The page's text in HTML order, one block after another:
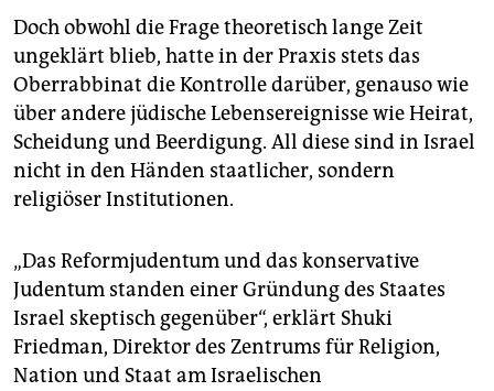
Doch obwohl die Frage theo­retisch lange Zeit
ungeklärt blieb, hatte in der Praxis stets das
Oberrabbinat die Kontrolle darüber, genauso wie
über andere jüdische Lebensereignisse wie Heirat,
Scheidung und Beerdigung. All diese sind in Israel
nicht in den Händen staatlicher, sondern
religiöser Institutionen.
„Das Reformjudentum und das konservative
Judentum standen einer Gründung des Staates
Israel skeptisch gegenüber“, erklärt Shuki
Friedman, Direktor des Zentrums für Religion,
Nation und Staat am Israelischen